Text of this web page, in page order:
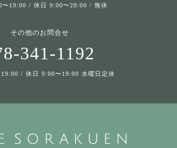
〜19:00 / 休日 9:00〜20:00 / 無休
その他のお問合せ
341-1192
19:00 / 休日 9:00〜19:00 水曜日定休